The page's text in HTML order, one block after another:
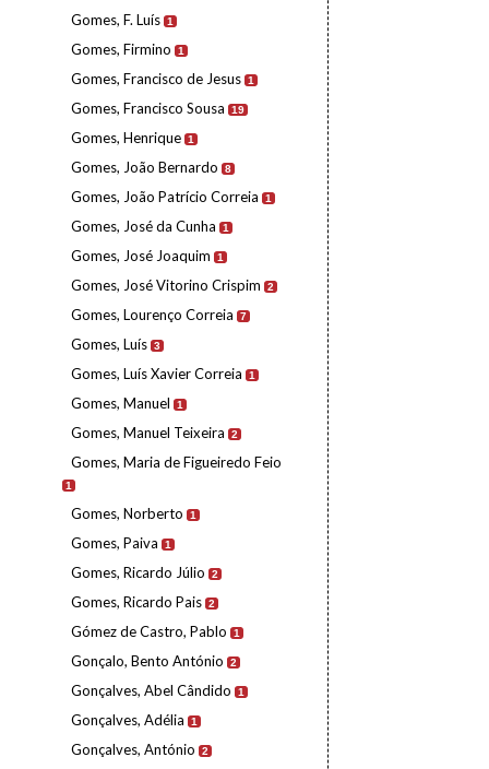
Gomes, F. Luís 1
Gomes, Firmino 1
Gomes, Francisco de Jesus 1
Gomes, Francisco Sousa 19
Gomes, Henrique 1
Gomes, João Bernardo 8
Gomes, João Patrício Correia 1
Gomes, José da Cunha 1
Gomes, José Joaquim 1
Gomes, José Vitorino Crispim 2
Gomes, Lourenço Correia 7
Gomes, Luís 3
Gomes, Luís Xavier Correia 1
Gomes, Manuel 1
Gomes, Manuel Teixeira 2
Gomes, Maria de Figueiredo Feio
1
Gomes, Norberto 1
Gomes, Paiva 1
Gomes, Ricardo Júlio 2
Gomes, Ricardo Pais 2
Gómez de Castro, Pablo 1
Gonçalo, Bento António 2
Gonçalves, Abel Cândido 1
Gonçalves, Adélia 1
Gonçalves, António 2